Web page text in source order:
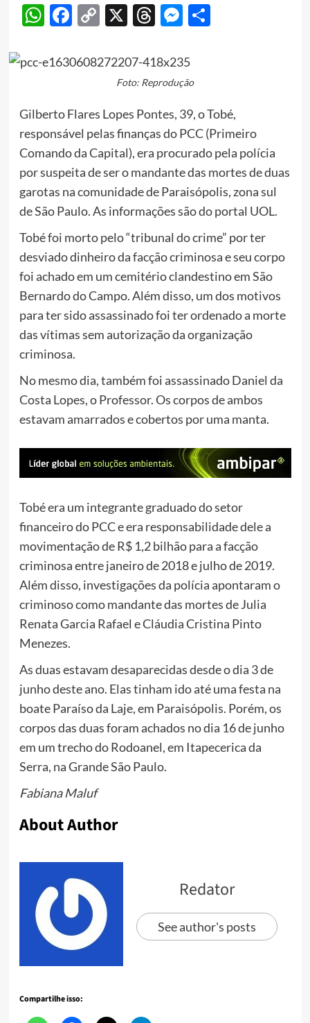
WhatsApp
Facebook
Copy
X Threads
Messenger
Share
Foto: Reprodução
Gilberto Flares Lopes Pontes, 39, o Tobé,
responsável pelas finanças do PCC (Primeiro
Comando da Capital), era procurado pela polícia
por suspeita de ser o mandante das mortes de duas
garotas na comunidade de Paraisópolis, zona sul
de São Paulo. As informações são do portal UOL.
Tobé foi morto pelo “tribunal do crime” por ter
desviado dinheiro da facção criminosa e seu corpo
foi achado em um cemitério clandestino em São
Bernardo do Campo. Além disso, um dos motivos
para ter sido assassinado foi ter ordenado a morte
das vítimas sem autorização da organização
criminosa.
No mesmo dia, também foi assassinado Daniel da
Costa Lopes, o Professor. Os corpos de ambos
estavam amarrados e cobertos por uma manta.
Tobé era um integrante graduado do setor
financeiro do PCC e era responsabilidade dele a
movimentação de R$ 1,2 bilhão para a facção
criminosa entre janeiro de 2018 e julho de 2019.
Além disso, investigações da polícia apontaram o
criminoso como mandante das mortes de Julia
Renata Garcia Rafael e Cláudia Cristina Pinto
Menezes.
As duas estavam desaparecidas desde o dia 3 de
junho deste ano. Elas tinham ido até uma festa na
boate Paraíso da Laje, em Paraisópolis. Porém, os
corpos das duas foram achados no dia 16 de junho
em um trecho do Rodoanel, em Itapecerica da
Serra, na Grande São Paulo.
Fabiana Maluf
About Author
Redator
See author's posts
Compartilhe isso: